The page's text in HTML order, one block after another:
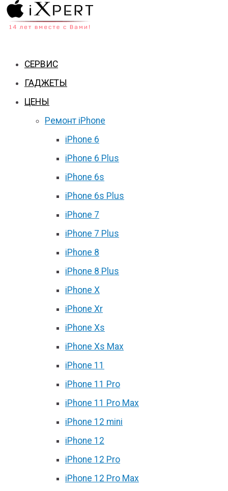
СЕРВИС
ГАДЖЕТЫ
ЦЕНЫ
Ремонт iPhone
iPhone 6
iPhone 6 Plus
iPhone 6s
iPhone 6s Plus
iPhone 7
iPhone 7 Plus
iPhone 8
iPhone 8 Plus
iPhone X
iPhone Xr
iPhone Xs
iPhone Xs Max
iPhone 11
iPhone 11 Pro
iPhone 11 Pro Max
iPhone 12 mini
iPhone 12
iPhone 12 Pro
iPhone 12 Pro Max